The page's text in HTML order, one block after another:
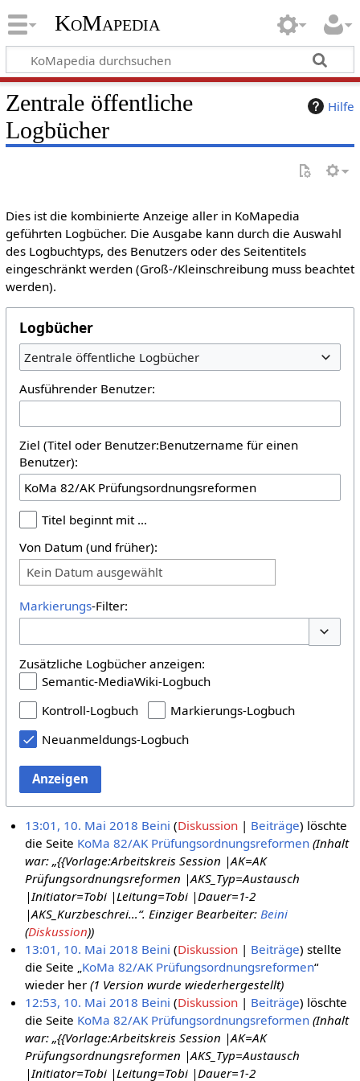
KoMapedia
Hilfe
Zentrale öffentliche
Logbücher
Dies ist die kombinierte Anzeige aller in KoMapedia
geführten Logbücher. Die Ausgabe kann durch die Auswahl
des Logbuchtyps, des Benutzers oder des Seitentitels
eingeschränkt werden (Groß-/Kleinschreibung muss beachtet
werden).
Logbücher
Zentrale öffentliche Logbücher
Ausführender Benutzer:
Ziel (Titel oder Benutzer:Benutzername für einen
Benutzer):
Titel beginnt mit …
Von Datum (und früher):
Kein Datum ausgewählt
Markierungs-Filter:
Zusätzliche Logbücher anzeigen:
Semantic-MediaWiki-Logbuch
Kontroll-Logbuch
Markierungs-Logbuch
Neuanmeldungs-Logbuch
Anzeigen
13:01, 10. Mai 2018 Beini Diskussion Beiträge löschte
die Seite KoMa 82/AK Prüfungsordnungsreformen (Inhalt
war: „{{Vorlage:Arbeitskreis Session |AK=AK
Prüfungsordnungsreformen |AKS_Typ=Austausch
|Initiator=Tobi |Leitung=Tobi |Dauer=1-2
|AKS_Kurzbeschrei…“. Einziger Bearbeiter:Beini
(Diskussion))
13:01, 10. Mai 2018 Beini Diskussion Beiträge stellte
die Seite „KoMa 82/AK Prüfungsordnungsreformen“
wieder her(1 Version wurde wiederhergestellt)
12:53, 10. Mai 2018 Beini Diskussion Beiträge löschte
die Seite KoMa 82/AK Prüfungsordnungsreformen (Inhalt
war: „{{Vorlage:Arbeitskreis Session |AK=AK
Prüfungsordnungsreformen |AKS_Typ=Austausch
|Initiator=Tobi |Leitung=Tobi |Dauer=1-2